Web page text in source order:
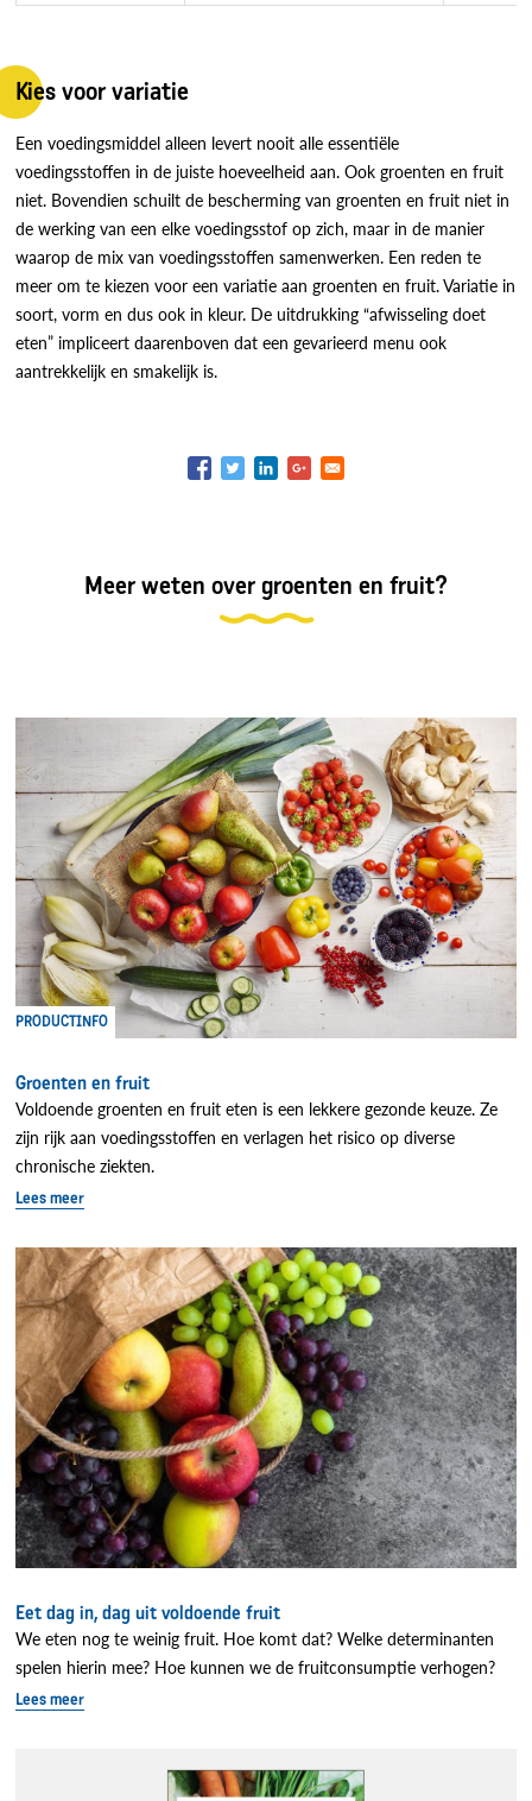
Kies voor variatie
Een voedingsmiddel alleen levert nooit alle essentiële
voedingsstoffen in de juiste hoeveelheid aan. Ook groenten en fruit
niet. Bovendien schuilt de bescherming van groenten en fruit niet in
de werking van een elke voedingsstof op zich, maar in de manier
waarop de mix van voedingsstoffen samenwerken. Een reden te
meer om te kiezen voor een variatie aan groenten en fruit. Variatie in
soort, vorm en dus ook in kleur. De uitdrukking “afwisseling doet
eten” impliceert daarenboven dat een gevarieerd menu ook
aantrekkelijk en smakelijk is.
Meer weten over groenten en fruit?
PRODUCTINFO
Groenten en fruit
Voldoende groenten en fruit eten is een lekkere gezonde keuze. Ze
zijn rijk aan voedingsstoffen en verlagen het risico op diverse
chronische ziekten.
Lees meer
Eet dag in, dag uit voldoende fruit
We eten nog te weinig fruit. Hoe komt dat? Welke determinanten
spelen hierin mee? Hoe kunnen we de fruitconsumptie verhogen?
Lees meer